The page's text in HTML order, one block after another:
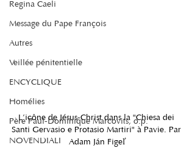
Regina Caeli
Message du Pape François
Autres
Veillée pénitentielle
ENCYCLIQUE
Homélies
Père Paul-Dominique Marcovits, o.p.
NOVENDIALI
L'icône de Jésus-Christ dans la "Chiesa dei
Santi Gervasio e Protasio Martiri" à Pavie. Par
Adam Ján Figeľ